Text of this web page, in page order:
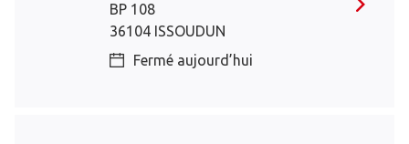
BP 108
36104 ISSOUDUN
Fermé aujourd’hui